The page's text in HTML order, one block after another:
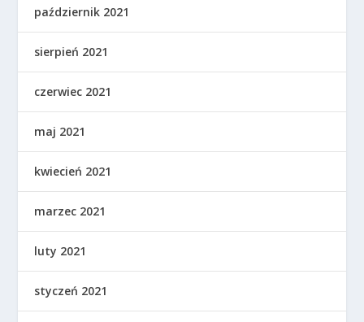
październik 2021
sierpień 2021
czerwiec 2021
maj 2021
kwiecień 2021
marzec 2021
luty 2021
styczeń 2021